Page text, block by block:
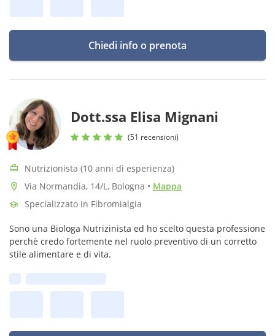
Chiedi info o prenota
Dott.ssa Elisa Mignani
(51 recensioni)
Nutrizionista (10 anni di esperienza)
Via Normandia, 14/L, Bologna • Mappa
Specializzato in Fibromialgia
Sono una Biologa Nutrizinista ed ho scelto questa professione
perchè credo fortemente nel ruolo preventivo di un corretto
stile alimentare e di vita.